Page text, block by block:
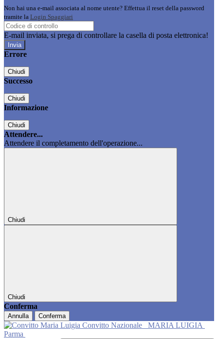
Non hai una e-mail associata al nome utente? Effettua il reset della password
tramite la Login Spaggiari
E-mail inviata, si prega di controllare la casella di posta elettronica!
Errore
Chiudi
Successo
Chiudi
Informazione
Chiudi
Attendere...
Attendere il completamento dell'operazione...
Chiudi
Chiudi
Conferma
Annulla Conferma
Convitto Nazionale
MARIA LUIGIA
Parma